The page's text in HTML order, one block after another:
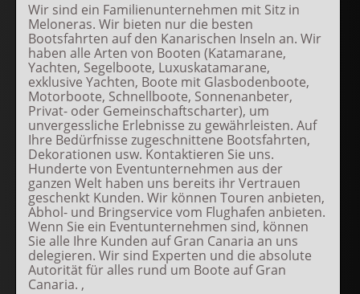
Wir sind ein Familienunternehmen mit Sitz in
Meloneras. Wir bieten nur die besten
Bootsfahrten auf den Kanarischen Inseln an. Wir
haben alle Arten von Booten (Katamarane,
Yachten, Segelboote, Luxuskatamarane,
exklusive Yachten, Boote mit Glasbodenboote,
Motorboote, Schnellboote, Sonnenanbeter,
Privat- oder Gemeinschaftscharter), um
unvergessliche Erlebnisse zu gewährleisten. Auf
Ihre Bedürfnisse zugeschnittene Bootsfahrten,
Dekorationen usw. Kontaktieren Sie uns.
Hunderte von Eventunternehmen aus der
ganzen Welt haben uns bereits ihr Vertrauen
geschenkt Kunden. Wir können Touren anbieten,
Abhol- und Bringservice vom Flughafen anbieten.
Wenn Sie ein Eventunternehmen sind, können
Sie alle Ihre Kunden auf Gran Canaria an uns
delegieren. Wir sind Experten und die absolute
Autorität für alles rund um Boote auf Gran
Canaria. ,